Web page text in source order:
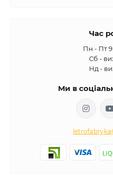
Час
Пн - Пт
Сб -
Нд -
Ми в